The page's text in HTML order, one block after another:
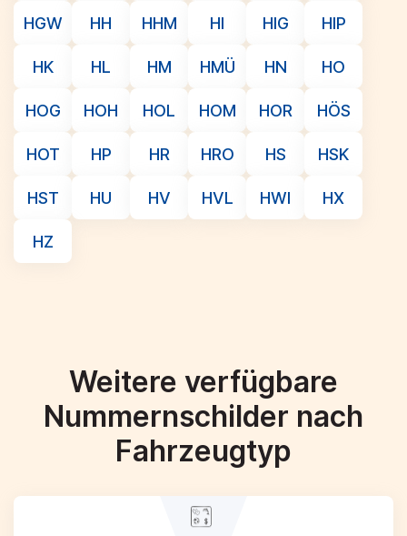
HGW HH HHM HI HIG HIP
HK HL HM HMÜ HN HO
HOG HOH HOL HOM HOR HÖS
HOT HP HR HRO HS HSK
HST HU HV HVL HWI HX
HZ
Weitere verfügbare
Nummernschilder nach
Fahrzeugtyp